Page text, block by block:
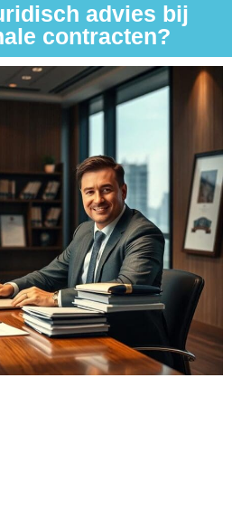
advies bij
contracten?